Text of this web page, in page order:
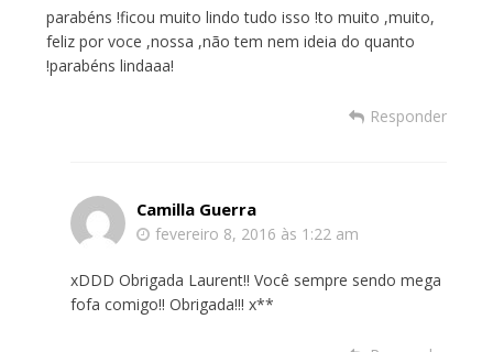
parabéns !ficou muito lindo tudo isso !to muito ,muito,
feliz por voce ,nossa ,não tem nem ideia do quanto
!parabéns lindaaa!
Responder
Camilla Guerra
fevereiro 8, 2016 às 1:22 am
xDDD Obrigada Laurent!! Você sempre sendo mega
fofa comigo!! Obrigada!!! x**